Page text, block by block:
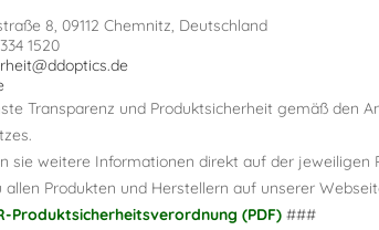
8, 09112 Chemnitz, Deutschland
1520
Transparenz und Produktsicherheit gemäß den
sie weitere Informationen direkt auf der jeweiligen
allen Produkten und Herstellern auf unserer
Produktsicherheitsverordnung (PDF) ###